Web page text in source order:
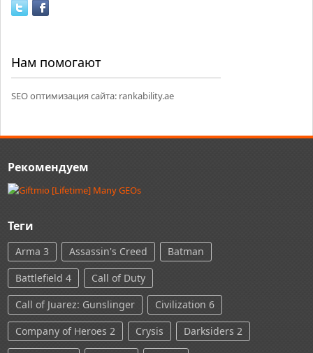
Нам помогают
SEO оптимизация сайта: rankability.ae
Рекомендуем
Теги
Arma 3 Assassin's Creed
Batman
Battlefield 4
Call of Duty
Call of Juarez: Gunslinger
Civilization 6
Company of Heroes 2
Crysis
Darksiders 2